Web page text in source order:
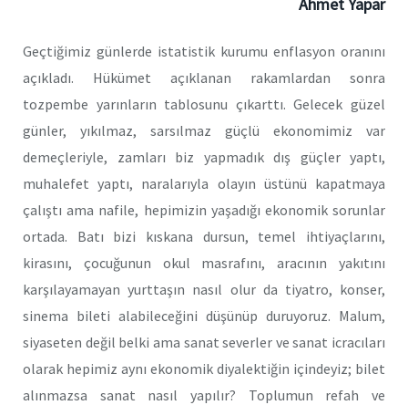
Geçtiğimiz günlerde istatistik kurumu enflasyon oranını
açıkladı. Hükümet açıklanan rakamlardan sonra
tozpembe yarınların tablosunu çıkarttı. Gelecek güzel
günler, yıkılmaz, sarsılmaz güçlü ekonomimiz var
demeçleriyle, zamları biz yapmadık dış güçler yaptı,
muhalefet yaptı, naralarıyla olayın üstünü kapatmaya
çalıştı ama nafile, hepimizin yaşadığı ekonomik sorunlar
ortada. Batı bizi kıskana dursun, temel ihtiyaçlarını,
kirasını, çocuğunun okul masrafını, aracının yakıtını
karşılayamayan yurttaşın nasıl olur da tiyatro, konser,
sinema bileti alabileceğini düşünüp duruyoruz. Malum,
siyaseten değil belki ama sanat severler ve sanat icracıları
olarak hepimiz aynı ekonomik diyalektiğin içindeyiz; bilet
alınmazsa sanat nasıl yapılır? Toplumun refah ve